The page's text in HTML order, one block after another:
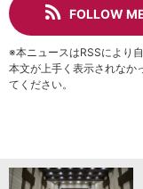
FOLLOW
※本ニュースはRSSにより
本文が上手く表示されなか
てください。